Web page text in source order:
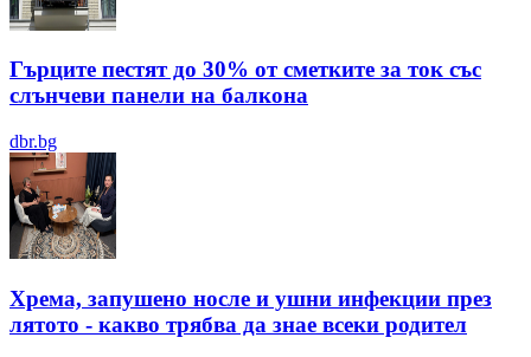
Гърците пестят до 30% от сметките за ток със
слънчеви панели на балкона
dbr.bg
Хрема, запушено носле и ушни инфекции през
лятотo - какво трябва да знае всеки родител